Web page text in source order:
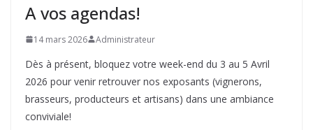
A vos agendas!
14 mars 2026 Administrateur
Dès à présent, bloquez votre week-end du 3 au 5 Avril
2026 pour venir retrouver nos exposants (vignerons,
brasseurs, producteurs et artisans) dans une ambiance
conviviale!